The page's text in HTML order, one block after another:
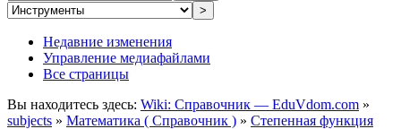
>
Недавние изменения
Управление медиафайлами
Все страницы
Вы находитесь здесь: Wiki: Справочник — EduVdom.com »
subjects » Математика ( Справочник ) » Степенная функция